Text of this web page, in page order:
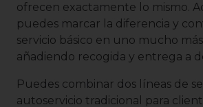
ofrecen exactamente lo mismo.
puedes marcar la diferencia y
servicio básico en uno mucho
añadiendo recogida y entrega a
Puedes combinar dos líneas de
autoservicio tradicional para